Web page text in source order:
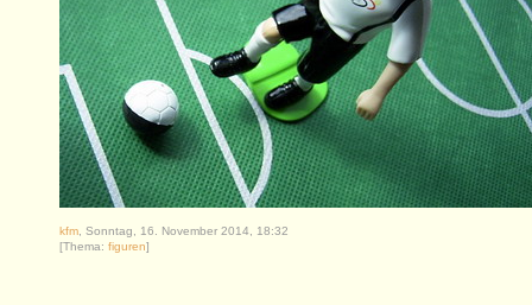
kfm , Sonntag, 16. November 2014, 18:32
[Thema: figuren]